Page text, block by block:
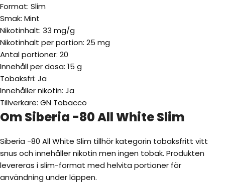
Format: Slim
Smak: Mint
Nikotinhalt: 33 mg/g
Nikotinhalt per portion: 25 mg
Antal portioner: 20
Innehåll per dosa: 15 g
Tobaksfri: Ja
Innehåller nikotin: Ja
Tillverkare: GN Tobacco
Om Siberia -80 All White Slim
Siberia -80 All White Slim tillhör kategorin tobaksfritt vitt
snus och innehåller nikotin men ingen tobak. Produkten
levereras i slim-format med helvita portioner för
användning under läppen.